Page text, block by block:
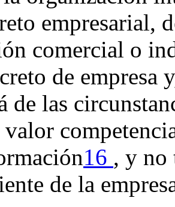
empresarial,
comercial o
de empresa
de las
16 , y no
de la